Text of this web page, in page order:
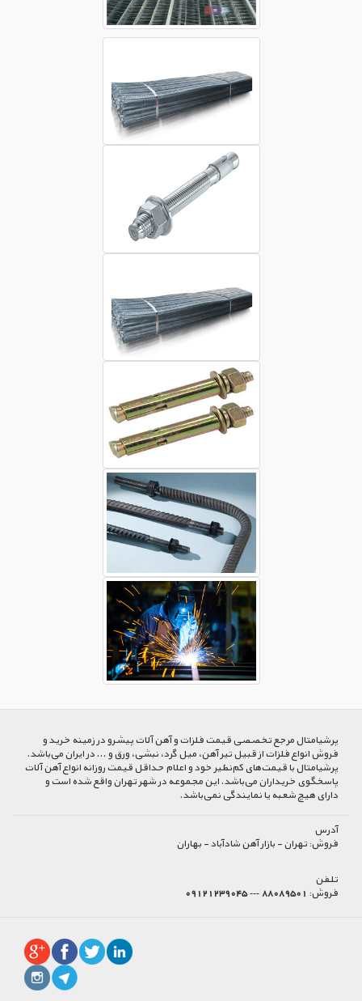
پرشیا‌متال مرجع تخصصی قیمت فلزات و آهن آلات پیشرو در زمینه خرید و
فروش انواع فلزات از قبیل تیر آهن، میل گرد، نبشی، ورق و ... در ایران می‌باشد.
پرشیامتال با قیمت‌های کم‌نظیر خود و اعلام حداقل قیمت روزانه انواع آهن آلات
پاسخگوی خریداران می‌باشد. این مجموعه در شهر تهران واقع شده است و
دارای هیچ شعبه یا نمایندگی نمی‌باشد.
آدرس
فروش:تهران - بازار آهن شادآباد - بهاران
تلفن
فروش: 88089501 --- 09121239045